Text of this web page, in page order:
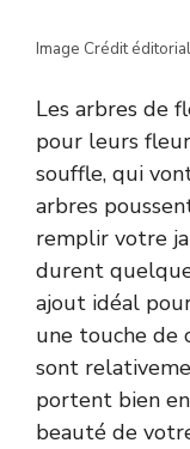
Image Crédit
Les arbres de
pour leurs
souffle, qui
arbres
remplir votre
durent
ajout idéal
une touche de
sont
portent bien
beauté de